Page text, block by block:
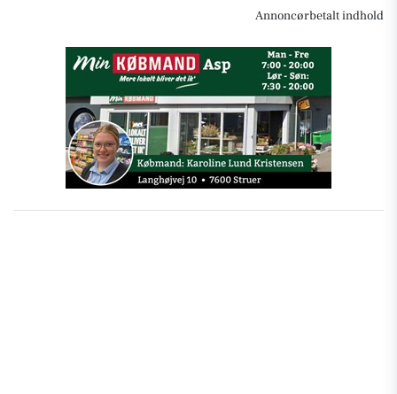
Annoncørbetalt indhold